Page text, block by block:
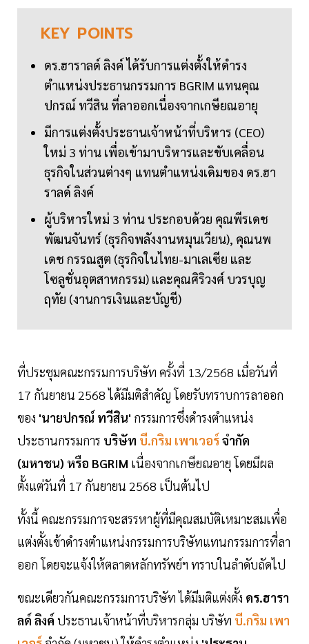
KEY POINTS
ดร.ฮาราลด์ ลิงค์ ได้รับการแต่งตั้งให้ดำรง
ตำแหน่งประธานกรรมการ BGRIM แทนคุณ
ปกรณ์ ทวีสิน ที่ลาออกเนื่องจากเกษียณอายุ
มีการแต่งตั้งประธานเจ้าหน้าที่บริหาร (CEO)
ใหม่ 3 ท่าน เพื่อเข้ามาบริหารและขับเคลื่อน
ธุรกิจในส่วนต่างๆ แทนตำแหน่งเดิมของ ดร.ฮา
ราลด์ ลิงค์
ผู้บริหารใหม่ 3 ท่าน ประกอบด้วย คุณพีรเดช
พัฒนจันทร์ (ธุรกิจพลังงานหมุนเวียน), คุณนพ
เดช กรรณสูต (ธุรกิจในไทย-มาเลเซีย และ
โซลูชั่นอุตสาหกรรม) และคุณศิริวงศ์ บวรบุญ
ฤทัย (งานการเงินและบัญชี)
ที่ประชุมคณะกรรมการบริษัท ครั้งที่ 13/2568 เมื่อวันที่
17 กันยายน 2568 ได้มีมติสำคัญ โดยรับทราบการลาออก
ของ 'นายปกรณ์ ทวีสิน' กรรมการซึ่งดำรงตำแหน่ง
ประธานกรรมการ บริษัท บี.กริม เพาเวอร์จำกัด
(มหาชน) หรือ BGRIM เนื่องจากเกษียณอายุ โดยมีผล
ตั้งแต่วันที่ 17 กันยายน 2568 เป็นต้นไป
ทั้งนี้ คณะกรรมการจะสรรหาผู้ที่มีคุณสมบัติเหมาะสมเพื่อ
แต่งตั้งเข้าดำรงตำแหน่งกรรมการบริษัทแทนกรรมการที่ลา
ออก โดยจะแจ้งให้ตลาดหลักทรัพย์ฯ ทราบในลำดับถัดไป
ขณะเดียวกันคณะกรรมการบริษัท ได้มีมติแต่งตั้ง ดร.ฮารา
ลด์ ลิงค์ ประธานเจ้าหน้าที่บริหารกลุ่ม บริษัท บี.กริม เพา